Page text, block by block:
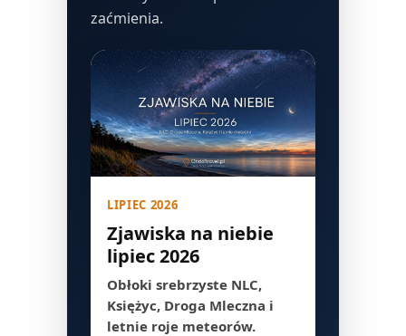
zaćmienia.
LIPIEC 2026
Zjawiska na niebie
lipiec 2026
Obłoki srebrzyste NLC,
Księżyc, Droga Mleczna i
letnie roje meteorów.